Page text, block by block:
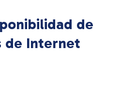
de
de Internet